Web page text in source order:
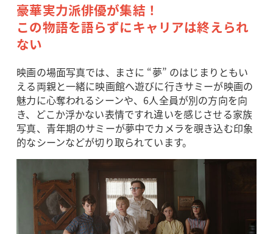
豪華実力派俳優が集結！
この物語を語らずにキャリアは終えられ
ない
映画の場面写真では、まさに “夢” のはじまりともい
える両親と一緒に映画館へ遊びに行きサミーが映画の
魅力に心奪われるシーンや、6人全員が別の方向を向
き、どこか浮かない表情ですれ違いを感じさせる家族
写真、青年期のサミーが夢中でカメラを覗き込む印象
的なシーンなどが切り取られています。